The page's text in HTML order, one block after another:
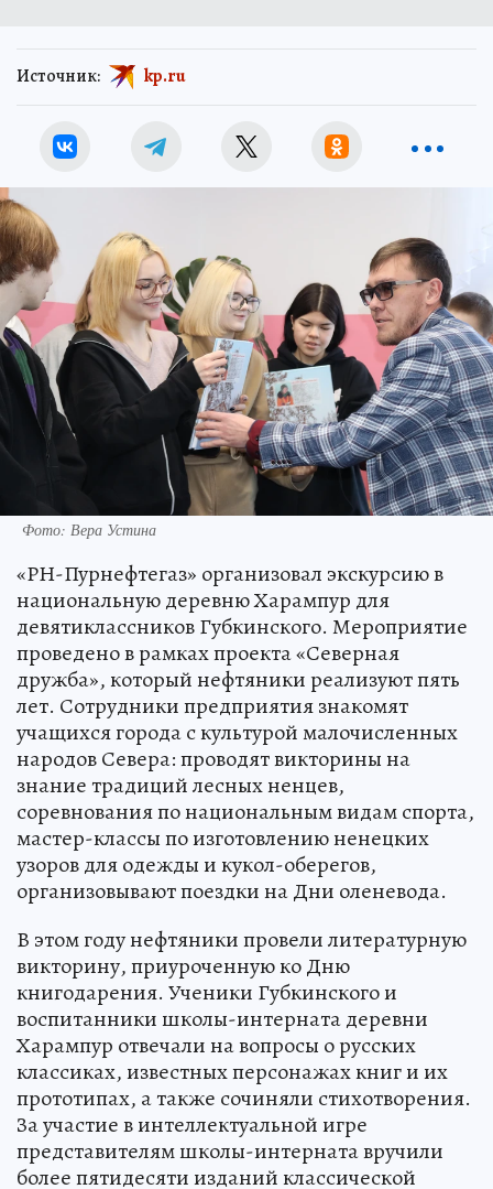
Источник: kp.ru
Фото: Вера Устина
«РН-Пурнефтегаз» организовал экскурсию в
национальную деревню Харампур для
девятиклассников Губкинского. Мероприятие
проведено в рамках проекта «Северная
дружба», который нефтяники реализуют пять
лет. Сотрудники предприятия знакомят
учащихся города с культурой малочисленных
народов Севера: проводят викторины на
знание традиций лесных ненцев,
соревнования по национальным видам спорта,
мастер-классы по изготовлению ненецких
узоров для одежды и кукол-оберегов,
организовывают поездки на Дни оленевода.
В этом году нефтяники провели литературную
викторину, приуроченную ко Дню
книгодарения. Ученики Губкинского и
воспитанники школы-интерната деревни
Харампур отвечали на вопросы о русских
классиках, известных персонажах книг и их
прототипах, а также сочиняли стихотворения.
За участие в интеллектуальной игре
представителям школы-интерната вручили
более пятидесяти изданий классической